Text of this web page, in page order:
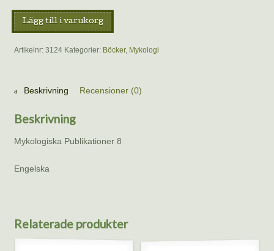
Puffballs
of
Northern
Europe,
Mikael
Jeppson
mängd
Lägg till i varukorg
Artikelnr: 3124 Kategorier: Böcker, Mykologi
Beskrivning Recensioner (0)
Beskrivning
Mykologiska Publikationer 8
Engelska
Relaterade produkter